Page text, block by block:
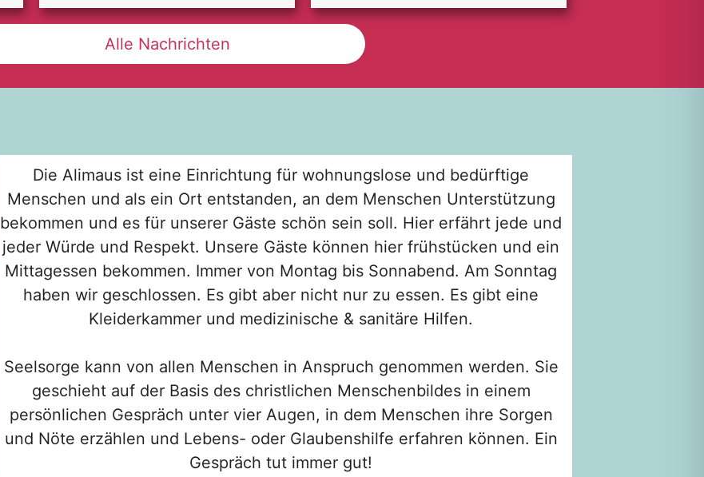
Alle Nachrichten
Die Alimaus ist eine Einrichtung für wohnungslose und bedürftige
Menschen und als ein Ort entstanden, an dem Menschen Unterstützung
bekommen und es für unserer Gäste schön sein soll. Hier erfährt jede und
jeder Würde und Respekt. Unsere Gäste können hier frühstücken und ein
Mittagessen bekommen. Immer von Montag bis Sonnabend. Am Sonntag
haben wir geschlossen. Es gibt aber nicht nur zu essen. Es gibt eine
Kleiderkammer und medizinische & sanitäre Hilfen.
Seelsorge kann von allen Menschen in Anspruch genommen werden. Sie
geschieht auf der Basis des christlichen Menschenbildes in einem
persönlichen Gespräch unter vier Augen, in dem Menschen ihre Sorgen
und Nöte erzählen und Lebens- oder Glaubenshilfe erfahren können. Ein
Gespräch tut immer gut!